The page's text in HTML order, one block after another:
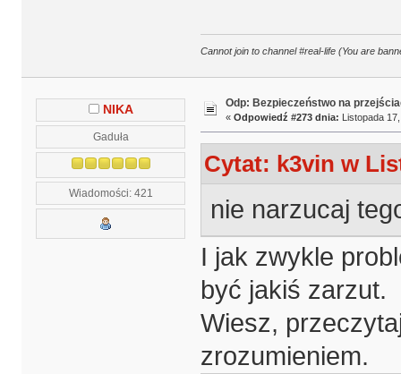
Cannot join to channel #real-life (You are
NIKA
Gaduła
Wiadomości: 421
Odp: Bezpieczeństwo na
« Odpowiedź #273 dnia: Listopada
Cytat: k3vin w
nie narzucaj
I jak zwykle
być jakiś zarzut.
Wiesz,
zrozumieniem.